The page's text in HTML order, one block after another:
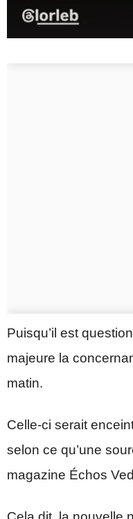
Puisqu’il est
majeure la
matin.
Celle-ci serait
selon ce qu’une
magazine Échos